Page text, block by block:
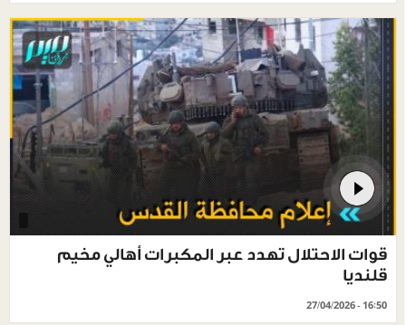
قوات الاحتلال تهدد عبر المكبرات أهالي مخيم
قلنديا
27/04/2026 - 16:50